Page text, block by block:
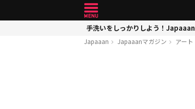
手洗いをしっかりしよう！Japaaan
Japaaan Japaaanマガジン アート